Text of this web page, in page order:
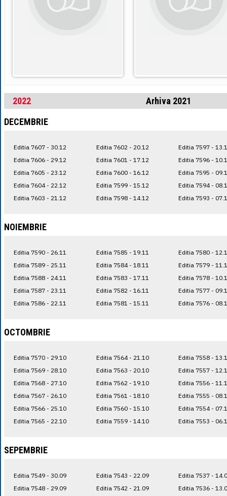
2022
Arhiva 2021
DECEMBRIE
Editia 7607 - 30.12
Editia 7606 - 29.12
Editia 7605 - 23.12
Editia 7604 - 22.12
Editia 7603 - 21.12
Editia 7602 - 20.12
Editia 7601 - 17.12
Editia 7600 - 16.12
Editia 7599 - 15.12
Editia 7598 - 14.12
Editia 7597 -
Editia 7596 -
Editia 7595 -
Editia 7594 -
Editia 7593 -
NOIEMBRIE
Editia 7590 - 26.11
Editia 7589 - 25.11
Editia 7588 - 24.11
Editia 7587 - 23.11
Editia 7586 - 22.11
Editia 7585 - 19.11
Editia 7584 - 18.11
Editia 7583 - 17.11
Editia 7582 - 16.11
Editia 7581 - 15.11
Editia 7580 -
Editia 7579 -
Editia 7578 -
Editia 7577 -
Editia 7576 -
OCTOMBRIE
Editia 7570 - 29.10
Editia 7569 - 28.10
Editia 7568 - 27.10
Editia 7567 - 26.10
Editia 7566 - 25.10
Editia 7565 - 22.10
Editia 7564 - 21.10
Editia 7563 - 20.10
Editia 7562 - 19.10
Editia 7561 - 18.10
Editia 7560 - 15.10
Editia 7559 - 14.10
Editia 7558 -
Editia 7557 -
Editia 7556 -
Editia 7555 -
Editia 7554 -
Editia 7553 -
SEPEMBRIE
Editia 7549 - 30.09
Editia 7548 - 29.09
Editia 7543 - 22.09
Editia 7542 - 21.09
Editia 7537 -
Editia 7536 -